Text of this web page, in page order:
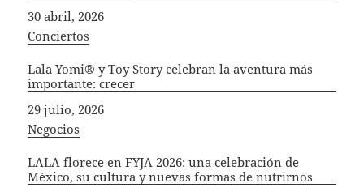
Fecha
30 abril, 2026
In relation to
Conciertos
Lala Yomi® y Toy Story celebran la aventura más
importante: crecer
Fecha
29 julio, 2026
In relation to
Negocios
LALA florece en FYJA 2026: una celebración de
México, su cultura y nuevas formas de nutrirnos